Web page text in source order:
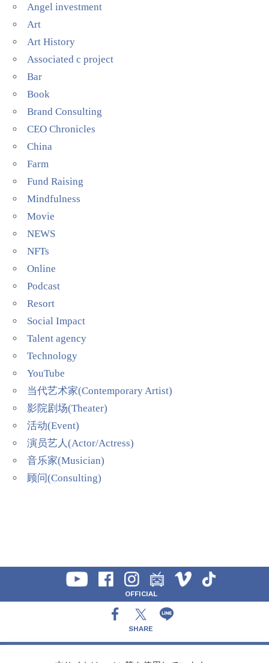
Angel investment
Art
Art History
Associated c project
Bar
Book
Brand Consulting
CEO Chronicles
China
Farm
Fund Raising
Mindfulness
Movie
NEWS
NFTs
Online
Podcast
Resort
Social Impact
Talent agency
Technology
YouTube
当代艺术家(Contemporary Artist)
影院剧场(Theater)
活动(Event)
演员艺人(Actor/Actress)
音乐家(Musician)
顾问(Consulting)
OFFICIAL
SHARE
CONTACT